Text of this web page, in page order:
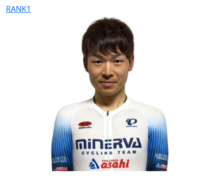
RANK1